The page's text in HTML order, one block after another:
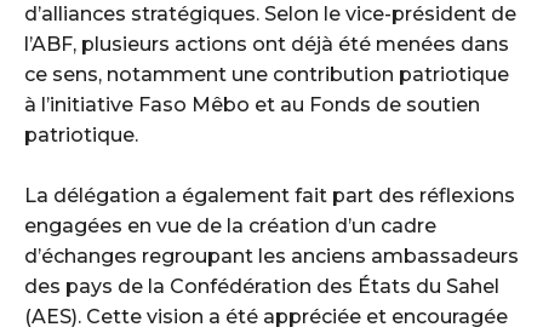
d’alliances stratégiques. Selon le vice-président de
l’ABF, plusieurs actions ont déjà été menées dans
ce sens, notamment une contribution patriotique
à l’initiative Faso Mêbo et au Fonds de soutien
patriotique.
‎La délégation a également fait part des réflexions
engagées en vue de la création d’un cadre
d’échanges regroupant les anciens ambassadeurs
des pays de la Confédération des États du Sahel
(AES). Cette vision a été appréciée et encouragée